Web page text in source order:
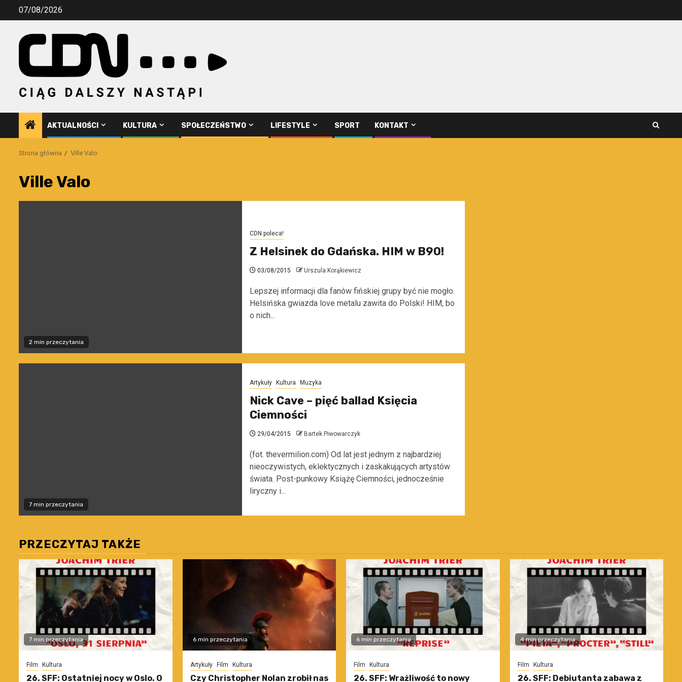
Przejdź07/08/2026
AKTUALNOŚCI KULTURA SPOŁECZEŃSTWO LIFESTYLE SPORT KONTAKT
Strona główna Ville Valo
Ville Valo
2 min przeczytania
CDN poleca!
Z Helsinek do Gdańska. HIM w B90!
03/08/2015 Urszula Korąkiewicz
Lepszej informacji dla fanów fińskiej grupy być nie mogło.
Helsińska gwiazda love metalu zawita do Polski! HIM, bo
o nich...
7 min przeczytania
Artykuły Kultura Muzyka
Nick Cave – pięć ballad Księcia
Ciemności
29/04/2015 Bartek Piwowarczyk
(fot. thevermilion.com) Od lat jest jednym z najbardziej
nieoczywistych, eklektycznych i zaskakujących artystów
świata. Post-punkowy Książę Ciemności, jednocześnie
liryczny i...
PRZECZYTAJ TAKŻE
7 min przeczytania
Film Kultura
26. SFF: Ostatniej nocy w Oslo. O
6 min przeczytania
Artykuły Film Kultura
Czy Christopher Nolan zrobił nas
6 min przeczytania
Film Kultura
26. SFF: Wrażliwość to nowy
4 min przeczytania
Film Kultura
26. SFF: Debiutanta zabawa z